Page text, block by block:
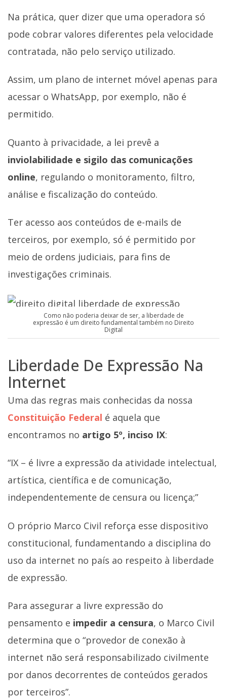
Na prática, quer dizer que uma operadora só
pode cobrar valores diferentes pela velocidade
contratada, não pelo serviço utilizado.
Assim, um plano de internet móvel apenas para
acessar o WhatsApp, por exemplo, não é
permitido.
Quanto à privacidade, a lei prevê a
inviolabilidade e sigilo das comunicações
online, regulando o monitoramento, filtro,
análise e fiscalização do conteúdo.
Ter acesso aos conteúdos de e-mails de
terceiros, por exemplo, só é permitido por
meio de ordens judiciais, para fins de
investigações criminais.
Como não poderia deixar de ser, a liberdade de
expressão é um direito fundamental também no Direito
Digital
Liberdade De Expressão Na
Internet
Uma das regras mais conhecidas da nossa
Constituição Federal é aquela que
encontramos no artigo 5º, inciso IX:
“IX – é livre a expressão da atividade intelectual,
artística, científica e de comunicação,
independentemente de censura ou licença;”
O próprio Marco Civil reforça esse dispositivo
constitucional, fundamentando a disciplina do
uso da internet no país ao respeito à liberdade
de expressão.
Para assegurar a livre expressão do
pensamento e impedir a censura, o Marco Civil
determina que o “provedor de conexão à
internet não será responsabilizado civilmente
por danos decorrentes de conteúdos gerados
por terceiros”.